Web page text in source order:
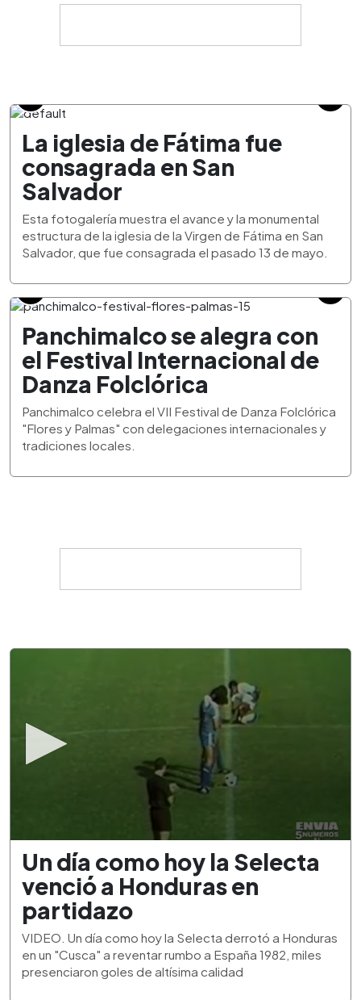
La iglesia de Fátima fue
consagrada en San
Salvador
Esta fotogalería muestra el avance y la monumental
estructura de la iglesia de la Virgen de Fátima en San
Salvador, que fue consagrada el pasado 13 de mayo.
Panchimalco se alegra con
el Festival Internacional de
Danza Folclórica
Panchimalco celebra el VII Festival de Danza Folclórica
"Flores y Palmas" con delegaciones internacionales y
tradiciones locales.
seconds
minute,
53
seconds
Un día como hoy la Selecta
venció a Honduras en
partidazo
VIDEO. Un día como hoy la Selecta derrotó a Honduras
en un "Cusca" a reventar rumbo a España 1982, miles
presenciaron goles de altísima calidad